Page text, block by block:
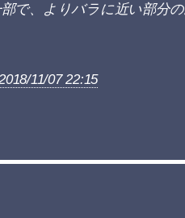
で、よりバラに近い部分
11/07 22:15